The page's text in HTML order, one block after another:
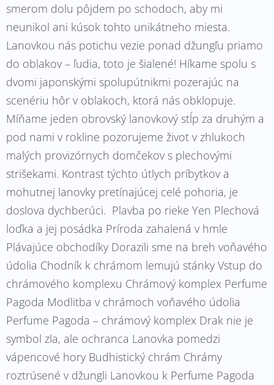
smerom dolu pôjdem po schodoch, aby mi
neunikol ani kúsok tohto unikátneho miesta.
Lanovkou nás potichu vezie ponad džungľu priamo
do oblakov – ľudia, toto je šialené! Híkame spolu s
dvomi japonskými spolupútnikmi pozerajúc na
scenériu hôr v oblakoch, ktorá nás obklopuje.
Míňame jeden obrovský lanovkový stĺp za druhým a
pod nami v rokline pozorujeme život v zhlukoch
malých provizórnych domčekov s plechovými
strišekami. Kontrast týchto útlych príbytkov a
mohutnej lanovky pretínajúcej celé pohoria, je
doslova dychberúci. Plavba po rieke Yen Plechová
loďka a jej posádka Príroda zahalená v hmle
Plávajúce obchodíky Dorazili sme na breh voňavého
údolia Chodník k chrámom lemujú stánky Vstup do
chrámového komplexu Chrámový komplex Perfume
Pagoda Modlitba v chrámoch voňavého údolia
Perfume Pagoda – chrámový komplex Drak nie je
symbol zla, ale ochranca Lanovka pomedzi
vápencové hory Budhistický chrám Chrámy
roztrúsené v džungli Lanovkou k Perfume Pagoda